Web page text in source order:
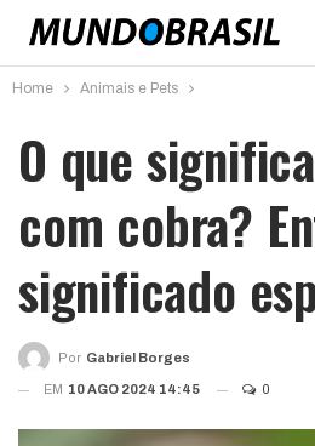
Home Animais e Pets
O que
com cobra?
significado
Por Gabriel Borges
EM 10 AGO 2024 14:45 0